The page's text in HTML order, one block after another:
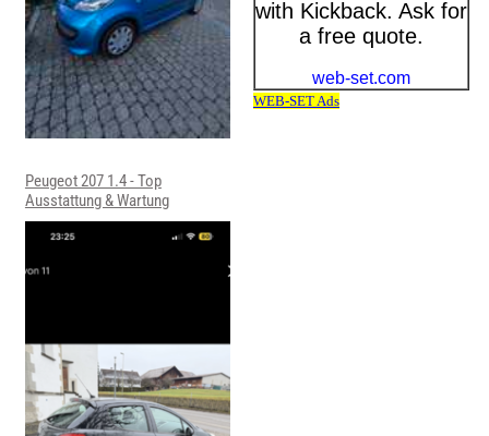
Peugeot 207 1.4 - Top
Ausstattung & Wartung